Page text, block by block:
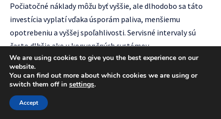
Počiatočné náklady môžu byť vyššie, ale dlhodobo sa táto
investícia vyplatí vďaka úsporám paliva, menšiemu
opotrebeniu a vyššej spoľahlivosti. Servisné intervaly sú
často dlhšie ako u konvenčných systémov.
Môžem jazdiť s rýchlou prevodovkou v manuálnom
režime?
Áno, väčšina rýchlych prevodoviek ponúka manuálny režim,
kde vodič môže ovládať radenie pomocou pádiel alebo
We are using cookies to give you the best experience on our
website.
You can find out more about which cookies we are using or
switch them off in settings.
Accept